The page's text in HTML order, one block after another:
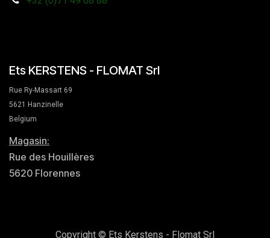
Ets KERSTENS - FLOMAT Srl
Rue Ry-Massart 69
5621 Hanzinelle
Belgium
Magasin:
Rue des Houillères
5620 Florennes
Copyright © Ets Kerstens - Flomat Srl